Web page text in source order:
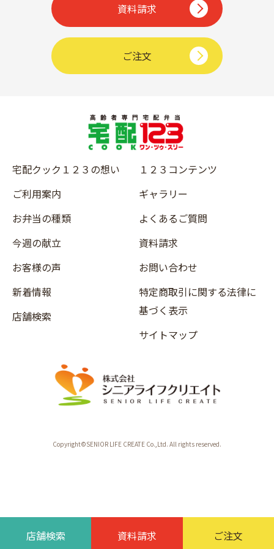
店舗検索 資料請求 ご注文
資料請求
ご注文
宅配クック１２３の想い
ご利用案内
お弁当の種類
今週の献立
お客様の声
新着情報
店舗検索
１２３コンテンツ
ギャラリー
よくあるご質問
資料請求
お問い合わせ
特定商取引に関する法律に
基づく表示
サイトマップ
Copyright©SENIOR LIFE CREATE Co.,Ltd. All rights reserved.